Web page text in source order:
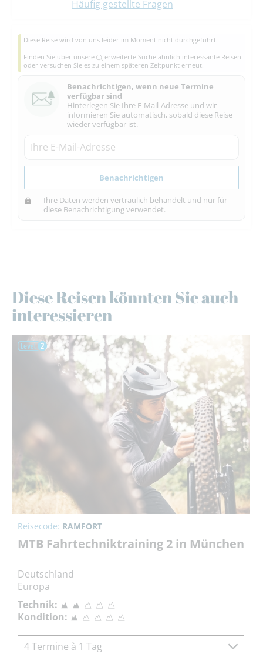
Häufig gestellte Fragen
Diese Reise wird von uns leider im Moment nicht durchgeführt.
Finden Sie über unsere
erweiterte Suche ähnlich interessante Reisen
oder versuchen Sie es zu einem späteren Zeitpunkt erneut.
Benachrichtigen, wenn neue Termine
verfügbar sind
Hinterlegen Sie Ihre E-Mail-Adresse und wir
informieren Sie automatisch, sobald diese Reise
wieder verfügbar ist.
Benachrichtigen
Ihre Daten werden vertraulich behandelt und nur für
diese Benachrichtigung verwendet.
Diese Reisen könnten Sie auch
interessieren
Reisecode: RAMFORT
MTB Fahrtechniktraining 2 in München
Deutschland
Europa
Technik:
Kondition:
4 Termine à 1 Tag